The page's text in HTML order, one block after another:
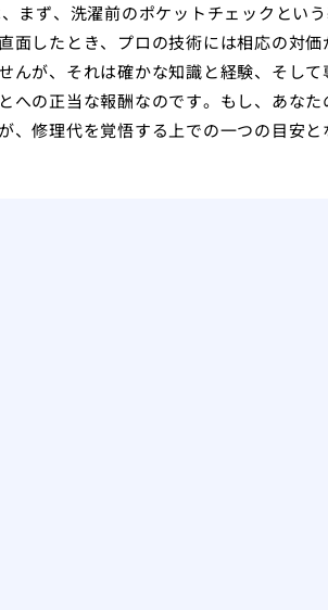
まず、洗濯前のポケットチェックとい
面したとき、プロの技術には相応の対
んが、それは確かな知識と経験、そし
への正当な報酬なのです。もし、あな
修理代を覚悟する上での一つの目安と